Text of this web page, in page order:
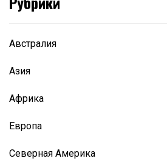
Австралия
Азия
Африка
Европа
Северная Америка